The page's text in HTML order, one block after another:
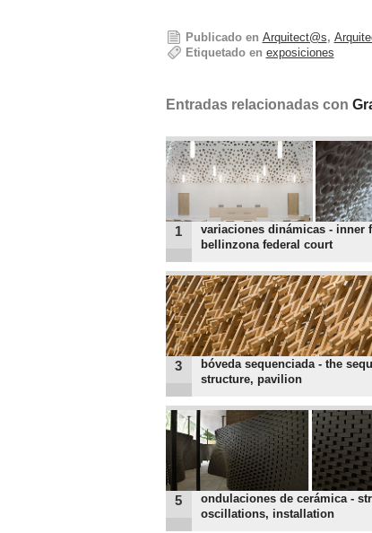
Publicado en Arquitect@s,
Etiquetado en exposiciones
Entradas relacionadas con
1
variaciones dinámicas - inner
bellinzona federal court
3
bóveda sequenciada - the
structure, pavilion
5
ondulaciones de cerámica -
oscillations, installation